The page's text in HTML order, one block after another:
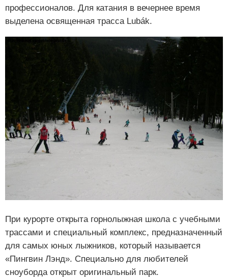
профессионалов. Для катания в вечернее время
выделена освященная трасса Lubák.
При курорте открыта горнолыжная школа с учебными
трассами и специальный комплекс, предназначенный
для самых юных лыжников, который называется
«Пингвин Лэнд». Специально для любителей
сноуборда открыт оригинальный парк.